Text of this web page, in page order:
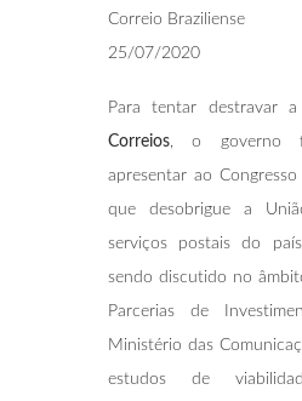
Correio Braziliense
25/07/2020
Para tentar destravar
Correios , o governo
apresentar ao
que desobrigue a
serviços postais do
sendo discutido no
Parcerias de
Ministério das
estudos de